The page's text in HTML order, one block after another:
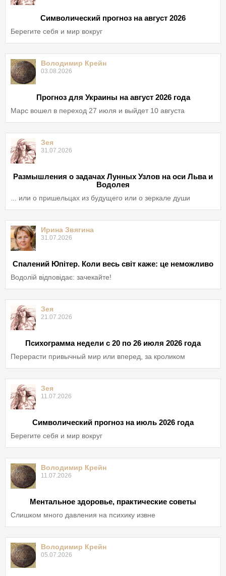
Символический прогноз на август 2026
Берегите себя и мир вокруг
Володимир Крейн
03.08.2026
Прогноз для Украины на август 2026 года
Марс вошел в переход 27 июля и выйдет 10 августа
Зея
31.07.2026
Размышления о задачах Лунных Узлов на оси Льва и
Водолея
... или о пришельцах из будущего или о зеркале души
Ирина Звягина
31.07.2026
Спалений Юпітер. Коли весь світ каже: це неможливо
Водолій відповідає: зачекайте!
Зея
21.07.2026
Психограмма недели с 20 по 26 июля 2026 года
Перерасти привычный мир или вперед, за кроликом
Зея
11.07.2026
Символический прогноз на июль 2026 года
Берегите себя и мир вокруг
Володимир Крейн
11.07.2026
Ментальное здоровье, практические советы
Слишком много давления на психику извне
Володимир Крейн
05.07.2026